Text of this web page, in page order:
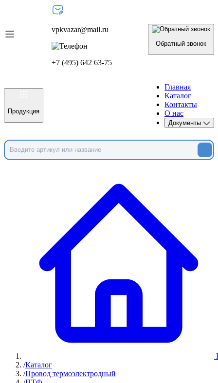
vpkvazar@mail.ru
+7 (495) 642 63-75
Обратный звонок
Продукция
Главная
Каталог
Контакты
О нас
Документы
/Каталог
/Провод термоэлектродный